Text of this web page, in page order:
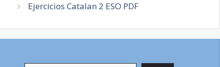
Ejercicios Catalan 2 ESO PDF